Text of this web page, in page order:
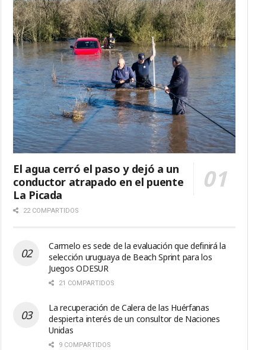
El agua cerró el paso y dejó a un
conductor atrapado en el puente
La Picada
22 COMPARTIDOS
Carmelo es sede de la evaluación que definirá la
selección uruguaya de Beach Sprint para los
Juegos ODESUR
21 COMPARTIDOS
La recuperación de Calera de las Huérfanas
despierta interés de un consultor de Naciones
Unidas
9 COMPARTIDOS